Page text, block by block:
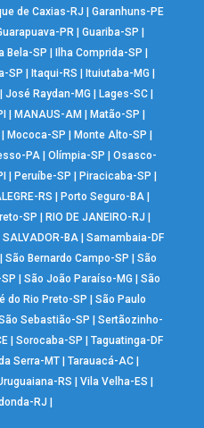
de Caxias-RJ
Garanhuns-PE
PR| Guariba-SP
Bela-SP Ilha Comprida-SP
SP Itaqui-RS Ituiutaba-MG
José Raydan-MG Lages-SC|
MANAUS-AM Matão-SP
Mococa-SP Monte Alto-SP
PA |Olímpia-SP |Osasco-
Peruíbe-SP Piracicaba-SP
RS Porto Seguro-BA
SP RIO DE JANEIRO-RJ
SALVADOR-BA| Samambaia-DF
|São Bernardo Campo-SP |São
|São João Paraíso-MG |São
do Rio Preto-SP |São Paulo
Sebastião-SP |Sertãozinho-
|Sorocaba-SP |Taguatinga-DF
Serra-MT| Tarauacá-AC|
RS |Vila Velha-ES
RJ